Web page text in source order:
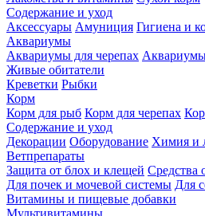
Содержание и уход
Аксессуары Амуниция Гигиена и
Аквариумы
Аквариумы для черепах
Живые обитатели
Креветки Рыбки
Корм
Корм для рыб Корм для черепах
Содержание и уход
Декорации Оборудование Химия и
Ветпрепараты
Защита от блох и клещей Средства
Для почек и мочевой системы Для
Витамины и пищевые добавки
Мультивитамины